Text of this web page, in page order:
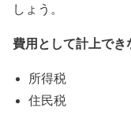
しょう。
費用として計上でき
所得税
住民税